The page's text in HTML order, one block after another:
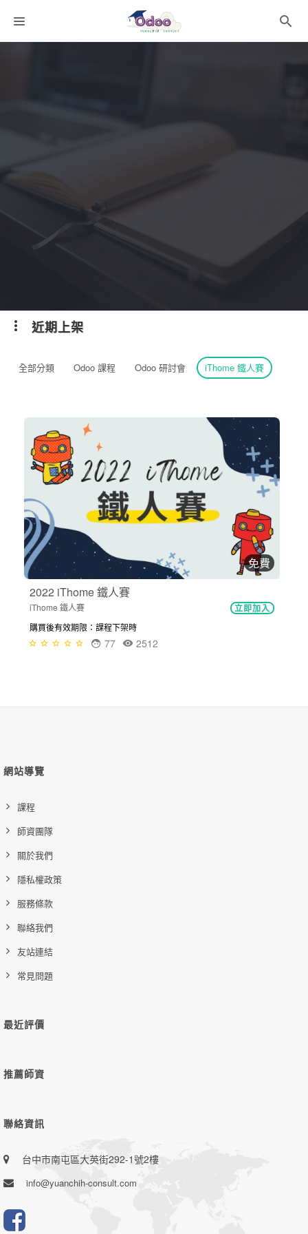
近期上架
全部分類 Odoo 課程 Odoo 研討會 iThome 鐵人賽
免費
2022 iThome 鐵人賽
iThome 鐵人賽 立即加入
購買後有效期限：課程下架時
2512
77
網站導覽
課程
師資團隊
關於我們
隱私權政策
服務條款
聯絡我們
友站連結
常見問題
最近評價
推薦師資
聯絡資訊
台中市南屯區大英街292-1號2樓
info@yuanchih-consult.com